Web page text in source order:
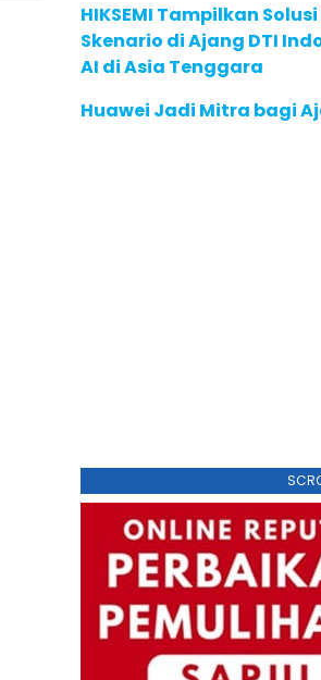
HIKSEMI Tampilkan
Skenario di Ajang DTI
AI di Asia Tenggara
Huawei Jadi Mitra bagi